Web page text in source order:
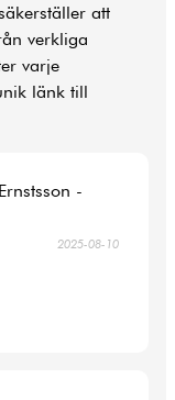
att
verkliga
varje
länk till
-
2025-08-10